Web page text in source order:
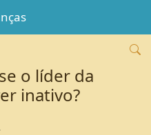
o líder da
inativo?